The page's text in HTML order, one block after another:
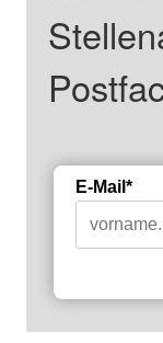
E-Mail*